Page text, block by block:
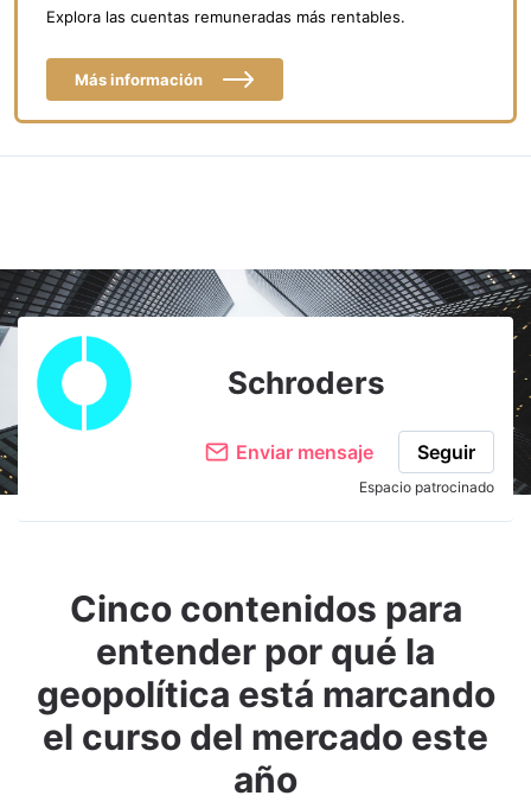
Explora las cuentas remuneradas más rentables.
Más información
Schroders
Enviar mensaje Seguir
Espacio patrocinado
Cinco contenidos para
entender por qué la
geopolítica está marcando
el curso del mercado este
año